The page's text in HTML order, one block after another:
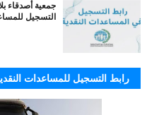
جمعية أصدقاء
التسجيل
رابط التسجيل للمساعدات